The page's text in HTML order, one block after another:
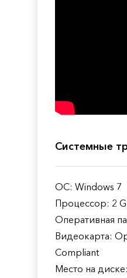
Системные
ОС: Windows 7
Процессор: 2
Оперативная
Видеокарта:
Compliant
Место на